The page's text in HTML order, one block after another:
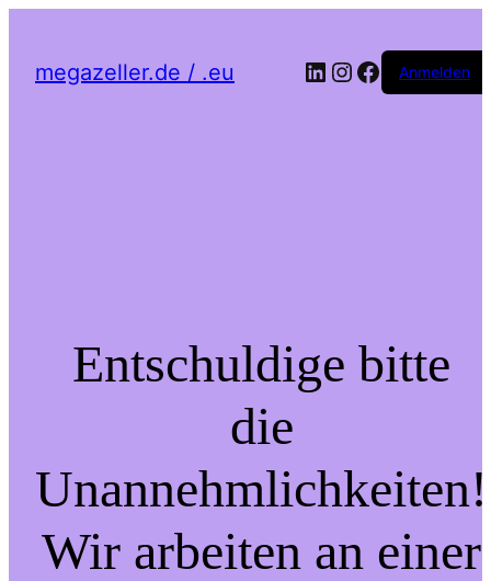
megazeller.de / .eu LinkedIn
Instagram
Facebook
Anmelden
Entschuldige bitte
die
Unannehmlichkeiten!
Wir arbeiten an einer